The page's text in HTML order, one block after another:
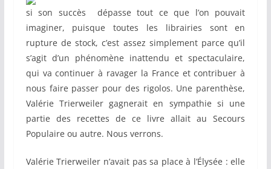
si son succès dépasse tout ce que l’on pouvait
imaginer, puisque toutes les librairies sont en
rupture de stock, c’est assez simplement parce qu’il
s’agit d’un phénomène inattendu et spectaculaire,
qui va continuer à ravager la France et contribuer à
nous faire passer pour des rigolos. Une parenthèse,
Valérie Trierweiler gagnerait en sympathie si une
partie des recettes de ce livre allait au Secours
Populaire ou autre. Nous verrons.
Valérie Trierweiler n’avait pas sa place à l’Élysée : elle